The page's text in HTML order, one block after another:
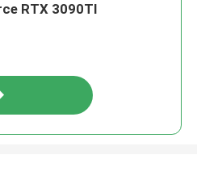
RTX 3090TI